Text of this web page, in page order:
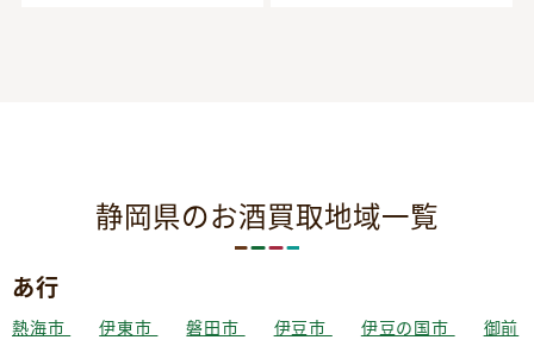
静岡県のお酒買取地域一覧
あ行
熱海市 伊東市 磐田市 伊豆市 伊豆の国市
御前